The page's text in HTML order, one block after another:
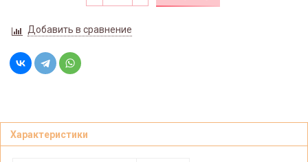
Добавить в сравнение
Характеристики